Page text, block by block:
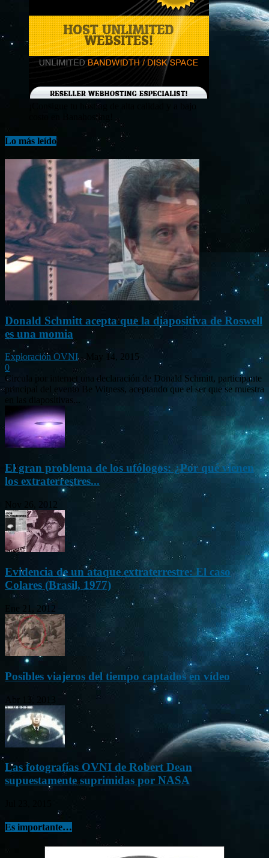
¡Consigue tu hosting de alta calidad y a bajo
costo en Banahosting!
Lo más leído
Donald Schmitt acepta que la diapositiva de Roswell
es una momia
Exploración OVNI -
May 14, 2015
0
Circula por internet una declaración de Donald Schmitt, participante
principal del evento Be Witness, aceptando que el ser que se muestra
en las diapositivas...
El gran problema de los ufólogos: ¿Por qué vienen
los extraterrestres...
Nov 26, 2012
Evidencia de un ataque extraterrestre: El caso
Colares (Brasil, 1977)
Ene 21, 2012
Posibles viajeros del tiempo captados en vídeo
Las fotografías OVNI de Robert Dean
supuestamente suprimidas por NASA
Es importante…